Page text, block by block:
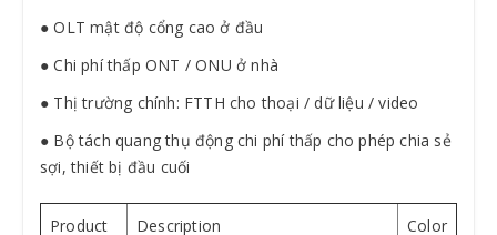
● OLT mật độ cổng cao ở đầu
● Chi phí thấp ONT / ONU ở nhà
● Thị trường chính: FTTH cho thoại / dữ liệu / video
● Bộ tách quang thụ động chi phí thấp cho phép chia sẻ
sợi, thiết bị đầu cuối
Product
Description Color